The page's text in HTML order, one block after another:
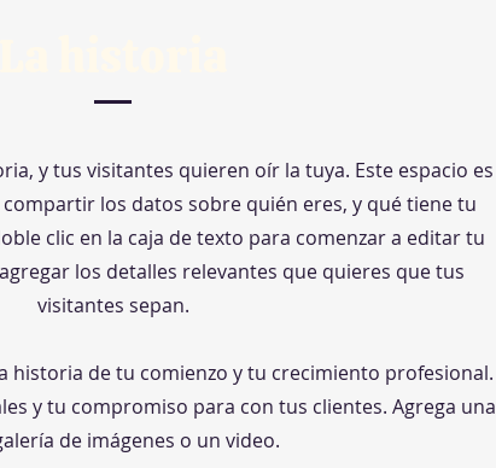
y tus visitantes quieren oír la tuya. Este espacio es
los datos sobre quién eres, y qué tiene tu
clic en la caja de texto para comenzar a editar tu
los detalles relevantes que quieres que tus
visitantes sepan.
historia de tu comienzo y tu crecimiento profesional.
y tu compromiso para con tus clientes. Agrega una
de imágenes o un video.